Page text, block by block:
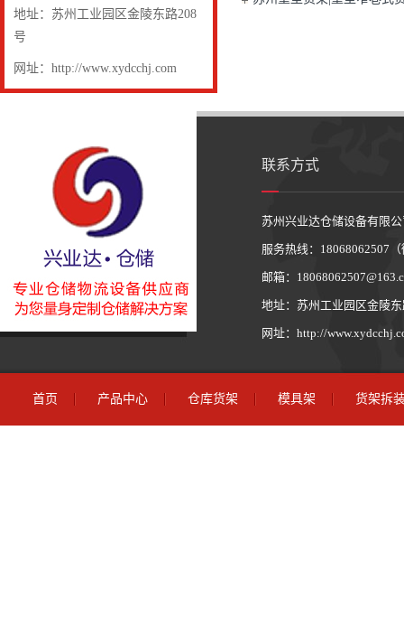
地址：苏州工业园区金陵东路208
号
网址：http://www.xydcchj.com
联系方式
苏州兴业达仓储设备有限
服务热线：18068062507
邮箱：
地址：苏州工业园区金陵
网址：http://
首页 产品中心 仓库货架 模具架 货架拆